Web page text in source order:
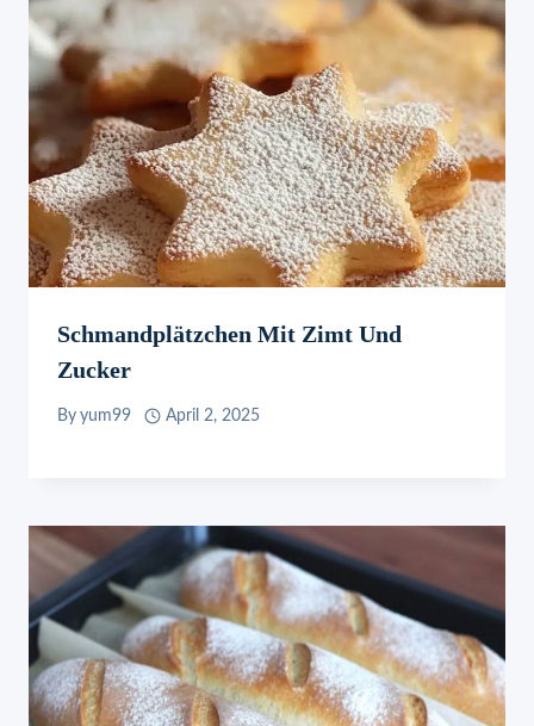
Schmandplätzchen Mit Zimt Und
Zucker
By yum99 April 2, 2025